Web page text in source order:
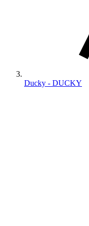
Ducky - DUCKY